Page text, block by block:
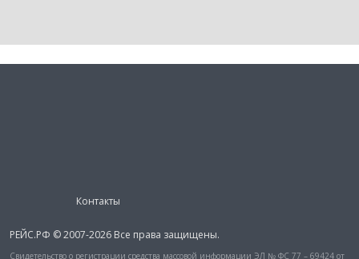
Контакты
РЕЙС.РФ © 2007-2026 Все права защищены.
Свидетельство о регистрации средства массовой информации ЭЛ № ФС 77 – 69424 от